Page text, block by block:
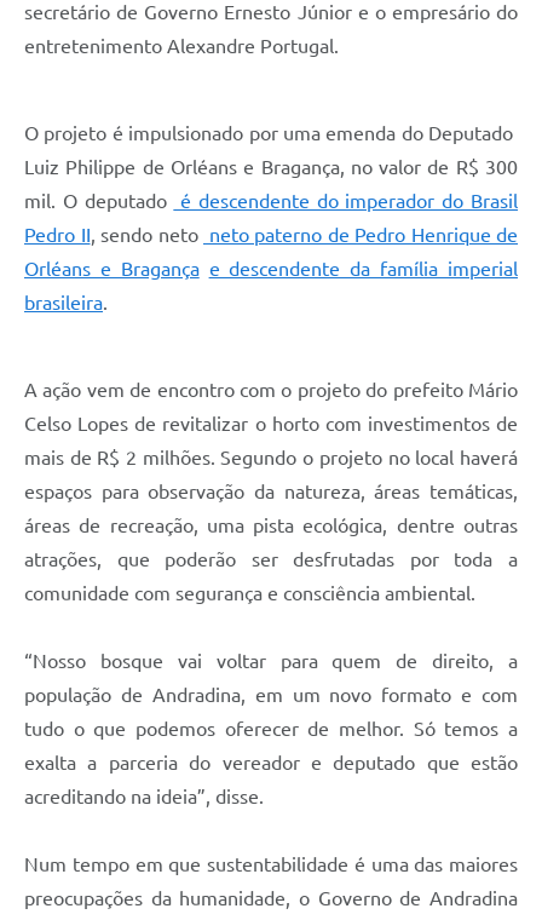
secretário de Governo Ernesto Júnior e o empresário do
entretenimento Alexandre Portugal.
O projeto é impulsionado por uma emenda do Deputado
Luiz Philippe de Orléans e Bragança, no valor de R$ 300
mil. O deputado
é descendente do imperador do Brasil
Pedro II, sendo neto neto paterno de Pedro Henrique de
Orléans e Bragança e descendente da família imperial
brasileira.
A ação vem de encontro com o projeto do prefeito Mário
Celso Lopes de revitalizar o horto com investimentos de
mais de R$ 2 milhões. Segundo o projeto no local haverá
espaços para observação da natureza, áreas temáticas,
áreas de recreação, uma pista ecológica, dentre outras
atrações, que poderão ser desfrutadas por toda a
comunidade com segurança e consciência ambiental.
“Nosso bosque vai voltar para quem de direito, a
população de Andradina, em um novo formato e com
tudo o que podemos oferecer de melhor. Só temos a
exalta a parceria do vereador e deputado que estão
acreditando na ideia”, disse.
Num tempo em que sustentabilidade é uma das maiores
preocupações da humanidade, o Governo de Andradina